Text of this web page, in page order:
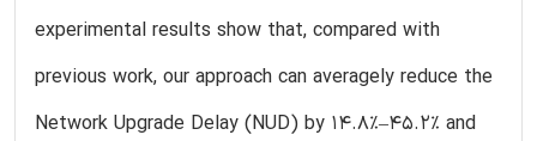
experimental results show that, compared with
previous work, our approach can averagely reduce the
Network Upgrade Delay (NUD) by 14.8%–45.2% and